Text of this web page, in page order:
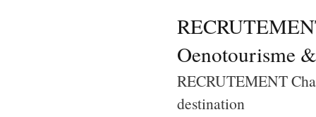
Oenotourisme
RECRUTEMENT
destination